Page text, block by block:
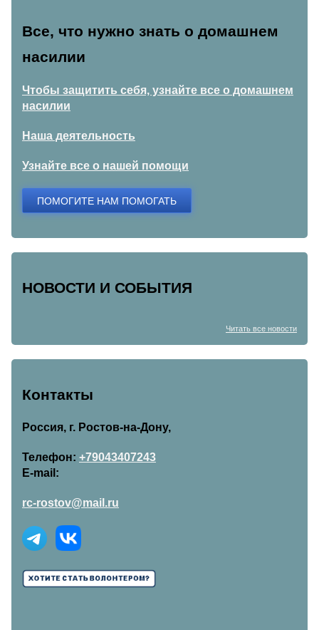
Все, что нужно знать о домашнем
насилии
Чтобы защитить себя, узнайте все о домашнем
насилии
Наша деятельность
Узнайте все о нашей помощи
ПОМОГИТЕ НАМ ПОМОГАТЬ
НОВОСТИ И СОБЫТИЯ
Читать все новости
Контакты
Россия, г. Ростов-на-Дону,
Телефон: +79043407243
E-mail:
rc-rostov@mail.ru